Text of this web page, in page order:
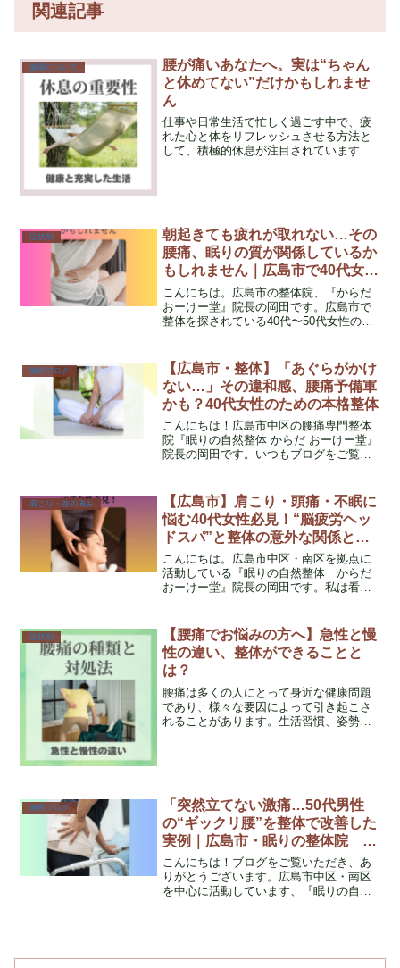
関連記事
健康について
腰が痛いあなたへ。実は“ちゃん
と休めてない”だけかもしれませ
ん
仕事や日常生活で忙しく過ごす中で、疲
れた心と体をリフレッシュさせる方法と
して、積極的休息が注目されています。
症状別
朝起きても疲れが取れない…その
腰痛、眠りの質が関係しているか
もしれません｜広島市で40代女性
のための整体院
こんにちは。広島市の整体院、『からだ
おーけー堂』院長の岡田です。広島市で
整体を探されている40代〜50代女性の方
抜けない」「年齢のせいかなと思ってい
るけど、毎日しんど...
施術ブログ
【広島市・整体】「あぐらがかけ
ない…」その違和感、腰痛予備軍
かも？40代女性のための本格整体
こんにちは！広島市中区の腰痛専門整体
院『眠りの自然整体 からだ おーけー堂』
院長の岡田です。いつもブログをご覧い
きた経験を活かし、現在は腰痛専門の整
体師として40代・...
肩こり・首の痛み
【広島市】肩こり・頭痛・不眠に
悩む40代女性必見！“脳疲労ヘッ
ドスパ”と整体の意外な関係と
は？
こんにちは。広島市中区・南区を拠点に
活動している『眠りの自然整体 からだ
おーけー堂』院長の岡田です。私は看護
っております。テーマは「自律神経と睡
眠のケア」。そのな...
症状別
【腰痛でお悩みの方へ】急性と慢
性の違い、整体ができることと
は？
腰痛は多くの人にとって身近な健康問題
であり、様々な要因によって引き起こさ
れることがあります。生活習慣、姿勢、
施術ブログ
「突然立てない激痛…50代男性
の“ギックリ腰”を整体で改善した
実例｜広島市・眠りの整体院 か
らだおーけー堂」
こんにちは！ブログをご覧いただき、あ
りがとうございます。広島市中区・南区
を中心に活動しています、『眠りの自然